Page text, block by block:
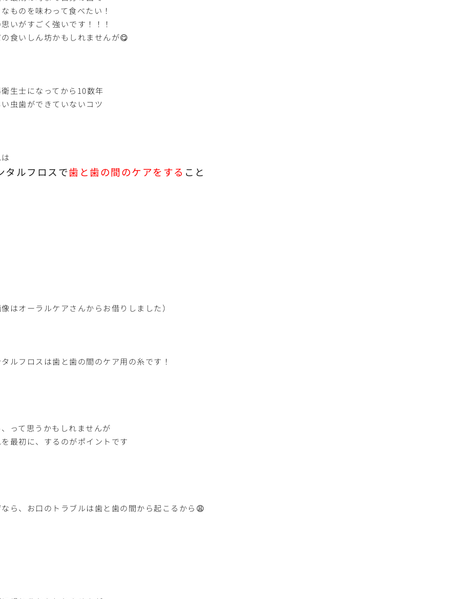
ものを味わって食べたい！
いがすごく強いです！！！
食いしん坊かもしれませんが😋
生士になってから10数年
虫歯ができていないコツ
タルフロスで歯と歯の間のケアをする こと
像はオーラルケアさんからお借りしました）
ルフロスは歯と歯の間のケア用の糸です！
、って思うかもしれませんが
最初に、するのがポイントです
ら、お口のトラブルは歯と歯の間から起こるから😩